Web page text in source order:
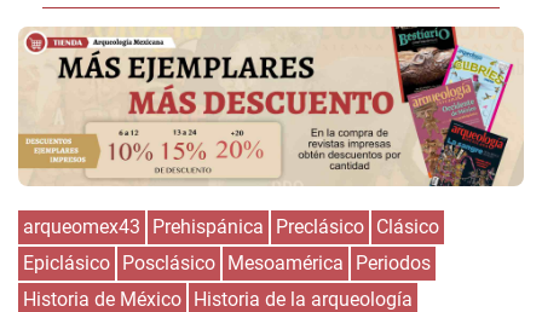
arqueomex43 Prehispánica Preclásico Clásico
Epiclásico Posclásico Mesoamérica
Periodos
Historia de México Historia de la arqueología